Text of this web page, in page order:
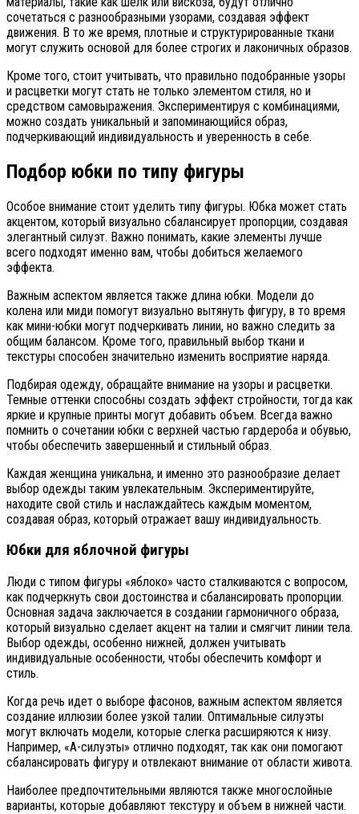
сочетаться с разнообразными узорами, создавая эффект
движения. В то же время, плотные и структурированные ткани
могут служить основой для более строгих и лаконичных образов.
Кроме того, стоит учитывать, что правильно подобранные узоры
и расцветки могут стать не только элементом стиля, но и
средством самовыражения. Экспериментируя с комбинациями,
можно создать уникальный и запоминающийся образ,
подчеркивающий индивидуальность и уверенность в себе.
Подбор юбки по типу фигуры
Особое внимание стоит уделить типу фигуры. Юбка может стать
акцентом, который визуально сбалансирует пропорции, создавая
элегантный силуэт. Важно понимать, какие элементы лучше
всего подходят именно вам, чтобы добиться желаемого
эффекта.
Важным аспектом является также длина юбки. Модели до
колена или миди помогут визуально вытянуть фигуру, в то время
как мини-юбки могут подчеркивать линии, но важно следить за
общим балансом. Кроме того, правильный выбор ткани и
текстуры способен значительно изменить восприятие наряда.
Подбирая одежду, обращайте внимание на узоры и расцветки.
Темные оттенки способны создать эффект стройности, тогда как
яркие и крупные принты могут добавить объем. Всегда важно
помнить о сочетании юбки с верхней частью гардероба и обувью,
чтобы обеспечить завершенный и стильный образ.
Каждая женщина уникальна, и именно это разнообразие делает
выбор одежды таким увлекательным. Экспериментируйте,
находите свой стиль и наслаждайтесь каждым моментом,
создавая образ, который отражает вашу индивидуальность.
Юбки для яблочной фигуры
Люди с типом фигуры «яблоко» часто сталкиваются с вопросом,
как подчеркнуть свои достоинства и сбалансировать пропорции.
Основная задача заключается в создании гармоничного образа,
который визуально сделает акцент на талии и смягчит линии тела.
Выбор одежды, особенно нижней, должен учитывать
индивидуальные особенности, чтобы обеспечить комфорт и
стиль.
Когда речь идет о выборе фасонов, важным аспектом является
создание иллюзии более узкой талии. Оптимальные силуэты
могут включать модели, которые слегка расширяются к низу.
Например, «А-силуэты» отлично подходят, так как они помогают
сбалансировать фигуру и отвлекают внимание от области живота.
Наиболее предпочтительными являются также многослойные
варианты, которые добавляют текстуру и объем в нижней части.